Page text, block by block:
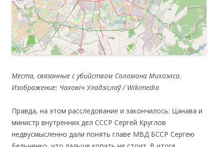
Места, связанные с убийством Соломона Михоэлса.
Изображение: Чаховіч Уладзіслаў / Wikimedia
Правда, на этом расследование и закончилось: Цанава и
министр внутренних дел СССР Сергей Круглов
недвусмысленно дали понять главе МВД БССР Сергею